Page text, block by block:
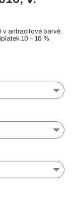
v antracitové barvě.
10 – 15 %